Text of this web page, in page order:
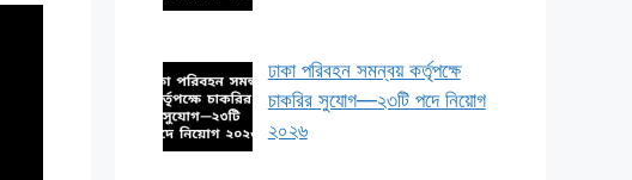
ঢাকা পরিবহন সমন্বয় কর্তৃপক্ষে
চাকরির সুযোগ—২৩টি পদে নিয়োগ
২০২৬